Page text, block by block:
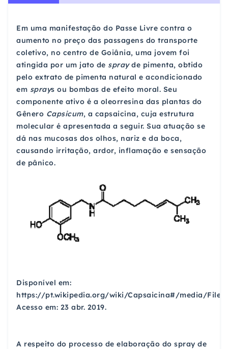
Em uma manifestação do Passe Livre contra o
aumento no preço das passagens do transporte
coletivo, no centro de Goiânia, uma jovem foi
atingida por um jato de sprayde pimenta, obtido
pelo extrato de pimenta natural e acondicionado
em sprays ou bombas de efeito moral. Seu
componente ativo é a oleorresina das plantas do
Gênero Capsicum, a capsaicina, cuja estrutura
molecular é apresentada a seguir. Sua atuação se
dá nas mucosas dos olhos, nariz e da boca,
causando irritação, ardor, inflamação e sensação
de pânico.
Disponível em:
https://pt.wikipedia.org/wiki/Capsaicina#/media/
Acesso em: 23 abr. 2019.
A respeito do processo de elaboração do spray de